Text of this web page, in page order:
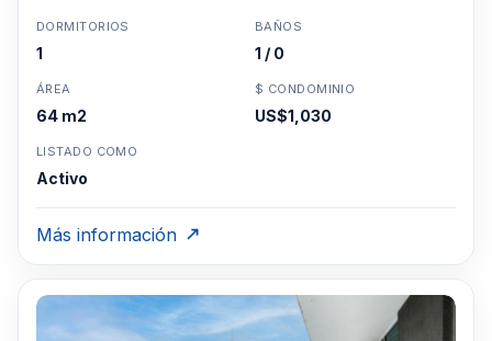
DORMITORIOS
1
BAÑOS
1 / 0
ÁREA
64 m2
$ CONDOMINIO
US$1,030
LISTADO COMO
Activo
Más información